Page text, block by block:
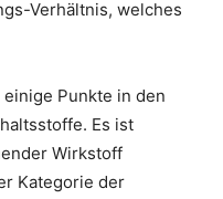
Verhältnis, welches
Punkte in den
Es ist
Wirkstoff
Kategorie der